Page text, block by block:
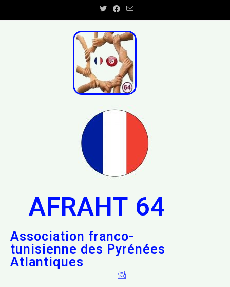
AFRAHT 64
Association franco-
tunisienne des Pyrénées
Atlantiques